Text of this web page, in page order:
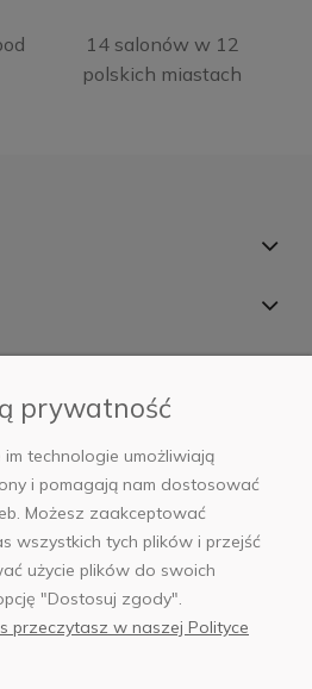
14 salonów w 12
polskich miastach
797 971 275
prywatność
technologie umożliwiają
i pomagają nam dostosować
Możesz zaakceptować
wszystkich tych plików i przejść
użycie plików do swoich
"Dostosuj zgody".
przeczytasz w naszej Polityce